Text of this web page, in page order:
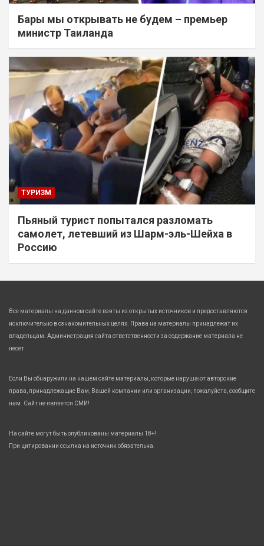
Бары мы открывать не будем – премьер
министр Таиланда
ТУРИЗМ
Пьяный турист попытался разломать
самолет, летевший из Шарм-эль-Шейха в
Россию
Все материалы на данном сайте взяты из открытых источников и предоставляются
исключительно в ознакомительных целях. Права на материалы принадлежат их
владельцам. Администрация сайта ответственности за содержание материала не
несет.
Если Вы обнаружили на нашем сайте материалы, которые нарушают авторские
права, принадлежащие Вам, Вашей компании или организации, пожалуйста, сообщите
нам. Сайт не является СМИ!
На сайте могут быть опубликованы материалы 18+!
При цитировании ссылка на источник обязательна.